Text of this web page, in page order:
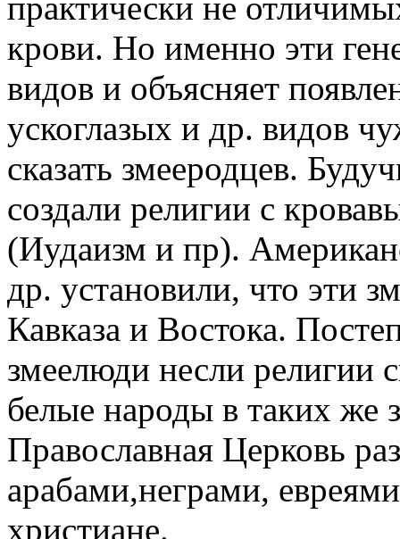
крови. Но именно эти
видов и объясняет
ускоглазых и др. видов
сказать змееродцев.
создали религии с
(Иудаизм и пр).
др. установили, что эти
Кавказа и Востока.
змеелюди несли религии
белые народы в таких же
Православная Церковь
арабами,неграми,
христиане.